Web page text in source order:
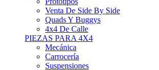
Venta De Side By Side
Quads Y Buggys
4x4 De Calle
PIEZAS PARA 4X4
Mecánica
Carrocería
Suspensiones